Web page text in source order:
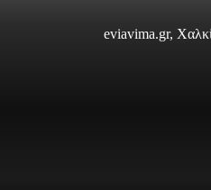
eviavima.gr,